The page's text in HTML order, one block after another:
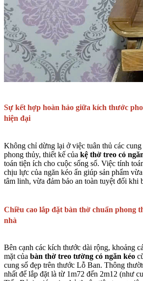
Sự kết hợp hoàn hảo giữa kích thước
hiện đại
Không chỉ dừng lại ở việc tuân thủ các
phong thủy, thiết kế của kệ thờ treo có
toán tiện ích cho cuộc sống số. Việc tính
chịu lực của ngăn kéo ẩn giúp sản phẩm
tâm linh, vừa đảm bảo an toàn tuyệt đối khi
Chiều cao lắp đặt bàn thờ chuẩn phong
nhà
Bên cạnh các kích thước dài rộng, khoảng
mặt của bàn thờ treo tường có ngăn kéo
cung số đẹp trên thước Lỗ Ban. Thông
nhất để lắp đặt là từ 1m72 đến 2m12 (như